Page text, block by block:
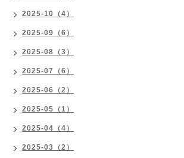
2025-10（4）
2025-09（6）
2025-08（3）
2025-07（6）
2025-06（2）
2025-05（1）
2025-04（4）
2025-03（2）